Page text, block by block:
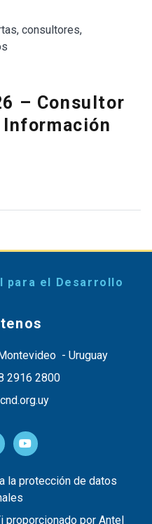
consultores,
– Consultor
para el Desarrollo
- Uruguay
2916 2800
la protección de datos
proporcionado por Antel